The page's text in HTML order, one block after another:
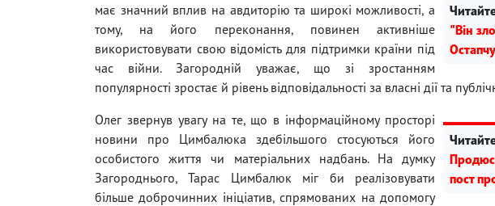
"Він
має значний вплив на авдиторію та широкі можливості, а
тому, на його переконання, повинен активніше
використовувати свою відомість для підтримки країни під
час війни. Загородній уважає, що зі зростанням
популярності зростає й рівень відповідальності за власні дії та
пост
Олег звернув увагу на те, що в інформаційному просторі
новини про Цимбалюка здебільшого стосуються його
особистого життя чи матеріальних надбань. На думку
Загороднього, Тарас Цимбалюк міг би реалізовувати
більше доброчинних ініціатив, спрямованих на допомогу